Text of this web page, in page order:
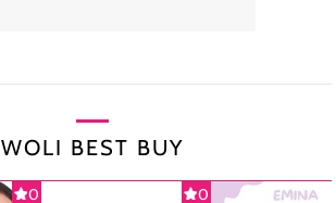
WOLI BEST BUY
0 0